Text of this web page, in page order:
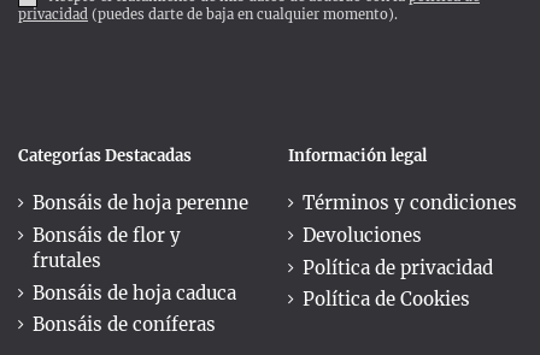
privacidad (puedes darte de baja en cualquier momento).
Categorías Destacadas
Bonsáis de hoja perenne
Bonsáis de flor y
frutales
Bonsáis de hoja caduca
Bonsáis de coníferas
Información legal
Términos y condiciones
Devoluciones
Política de privacidad
Política de Cookies